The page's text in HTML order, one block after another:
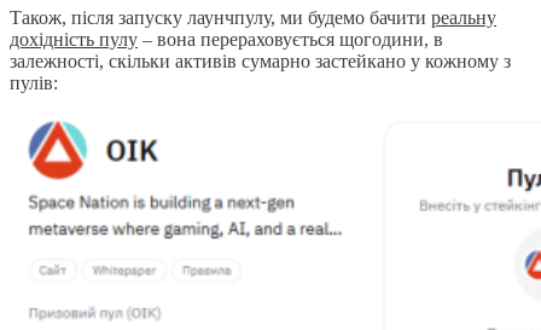
Також, після запуску лаунчпулу, ми будемо бачити реальну
дохідність пулу – вона перераховується щогодини, в
залежності, скільки активів сумарно застейкано у кожному з
пулів: